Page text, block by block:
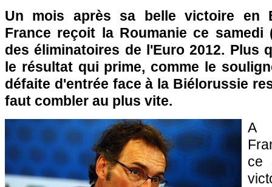
Un mois après sa belle victoire en
France reçoit la Roumanie ce samedi
des éliminatoires de l'Euro 2012. Plus
le résultat qui prime, comme le
défaite d'entrée face à la Biélorussie
faut combler au plus vite.
A
ce